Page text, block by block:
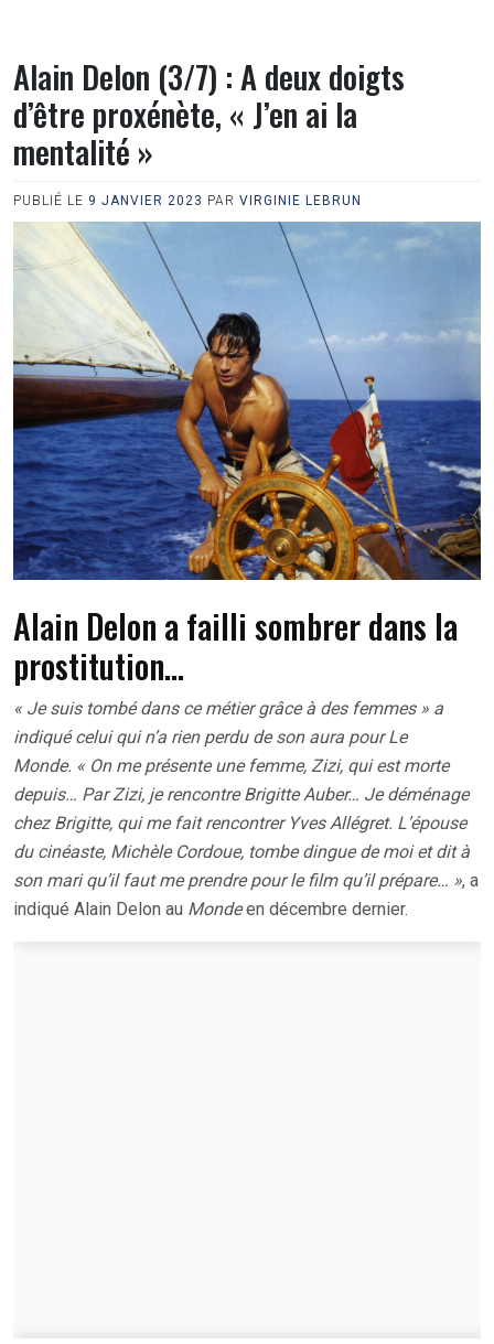
Alain Delon (3/7) : A deux doigts
d’être proxénète, « J’en ai la
mentalité »
PUBLIÉ LE 9 JANVIER 2023 PAR VIRGINIE LEBRUN
Alain Delon a failli sombrer dans la
prostitution…
« Je suis tombé dans ce métier grâce à des femmes » a
indiqué celui qui n’a rien perdu de son aura pour Le
Monde. « On me présente une femme, Zizi, qui est morte
depuis… Par Zizi, je rencontre Brigitte Auber… Je déménage
chez Brigitte, qui me fait rencontrer Yves Allégret. L’épouse
du cinéaste, Michèle Cordoue, tombe dingue de moi et dit à
son mari qu’il faut me prendre pour le film qu’il prépare… », a
indiqué Alain Delon au Mondeen décembre dernier.